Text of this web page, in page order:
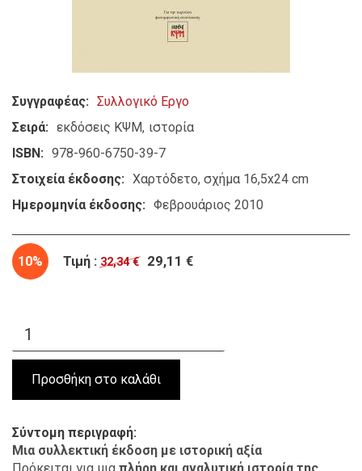
Συγγραφέας
Συλλογικό Εργο
Σειρά
εκδόσεις ΚΨΜ ιστορία
ISBN
978-960-6750-39-7
Στοιχεία έκδοσης
Χαρτόδετο, σχήμα 16,5x24 cm
Ημερομηνία έκδοσης
Φεβρουάριος 2010
10% Τιμή : 32,34 € 29,11 €
Σύντομη περιγραφή
Μια συλλεκτική έκδοση με ιστορική αξία
Πρόκειται για μια πλήρη και αναλυτική ιστορία της